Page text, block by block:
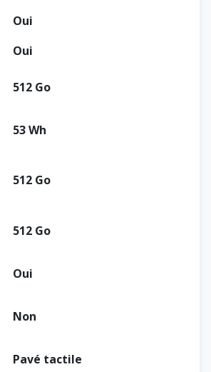
Oui
Oui
512 Go
53 Wh
512 Go
512 Go
Oui
Non
Pavé tactile